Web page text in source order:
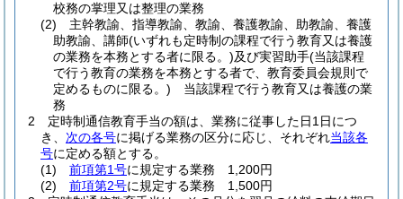
校務の掌理又は整理の業務
(2)
主幹教諭、指導教諭、教諭、養護教諭、助教諭、養護
助教諭、講師(いずれも定時制の課程で行う教育又は養護
の業務を本務とする者に限る。)及び実習助手(当該課程
で行う教育の業務を本務とする者で、教育委員会規則で
定めるものに限る。) 当該課程で行う教育又は養護の業
務
2
定時制通信教育手当の額は、業務に従事した日1日につ
き、 次の各号に掲げる業務の区分に応じ、それぞれ当該各
号に定める額とする。
(1)
前項第1号に規定する業務 1,200円
(2)
前項第2号に規定する業務 1,500円